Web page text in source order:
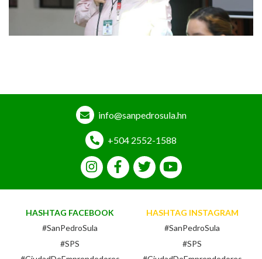
info@sanpedrosula.hn
+504 2552-1588
HASHTAG FACEBOOK
#SanPedroSula
#SPS
HASHTAG INSTAGRAM
#SanPedroSula
#SPS